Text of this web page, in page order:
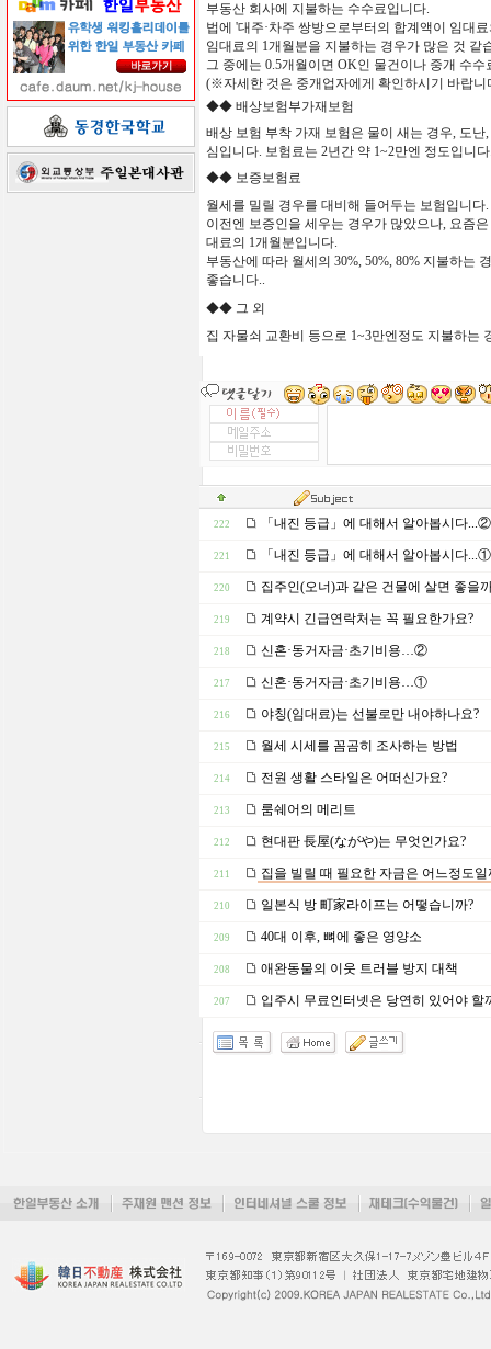
부동산 회사에 지불하는 수수료입니다.
법에 '대주·차주 쌍방으로부터의 합계액이
임대
임대료의 1개월분을 지불하는 경우가 많은 것 같
그 중에는 0.5개월이면 OK인 물건이나 중개 수수
(※자세한 것은 중개업자에게 확인하시기
바랍니
◆◆ 배상보험부가재보험
배상 보험 부착 가재 보험은 물이 새는 경우, 도난,
심입니다. 보험료는 2년간 약 1~2만엔 정도입니
◆◆ 보증보험료
월세를 밀릴 경우를 대비해 들어두는 보험입니다.
이전엔 보증인을 세우는 경우가 많았으나, 요즘
대료의 1개월분입니다.
부동산에 따라 월세의 30%, 50%, 80% 지불하는
좋습니다..
◆◆ 그 외
집 자물쇠 교환비 등으로 1~3만엔정도 지불하는
222 「내진 등급」에 대해서 알아봅시다...②
221 「내진 등급」에 대해서 알아봅시다...①
220 집주인(오너)과 같은 건물에 살면 좋을
219 계약시 긴급연락처는 꼭 필요한가요?
218 신혼·동거자금·초기비용…②
217 신혼·동거자금·초기비용…①
216 야칭(임대료)는 선불로만 내야하나요?
215 월세 시세를 꼼곰히 조사하는 방법
214 전원 생활 스타일은 어떠신가요?
213 룸쉐어의 메리트
212 현대판 長屋(ながや)는 무엇인가요?
211 집을 빌릴 때 필요한 자금은 어느정도일
210 일본식 방 町家라이프는 어떻습니까?
209 40대 이후, 뼈에 좋은 영양소
208 애완동물의 이웃 트러블 방지 대책
207 입주시 무료인터넷은 당연히 있어야 할